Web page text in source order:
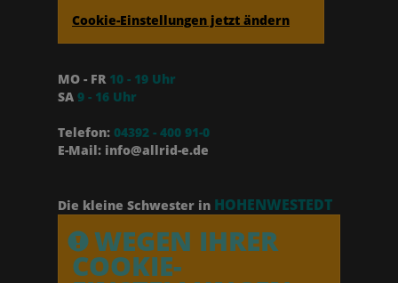
Cookie-Einstellungen jetzt ändern
MO - FR 10 - 19 Uhr
SA 9 - 16 Uhr
Telefon: 04392 - 400 91-0
E-Mail: info@allrid-e.de
Die kleine Schwester in HOHENWESTEDT
WEGEN IHRER
COOKIE-